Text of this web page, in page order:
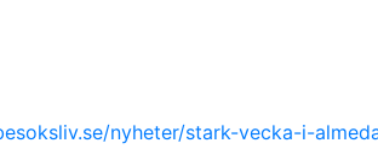
nyheter/stark-vecka-i-